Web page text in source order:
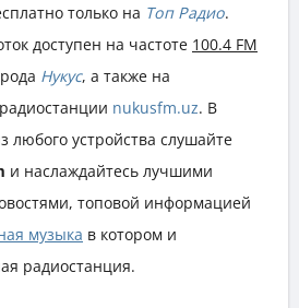
только на Топ Радио.
доступен на частоте 100.4 FM
Нукус, а также на
nukusfm.uz. В
любого устройства слушайте
и наслаждайтесь лучшими
топовой информацией
музыка в котором и
радиостанция.